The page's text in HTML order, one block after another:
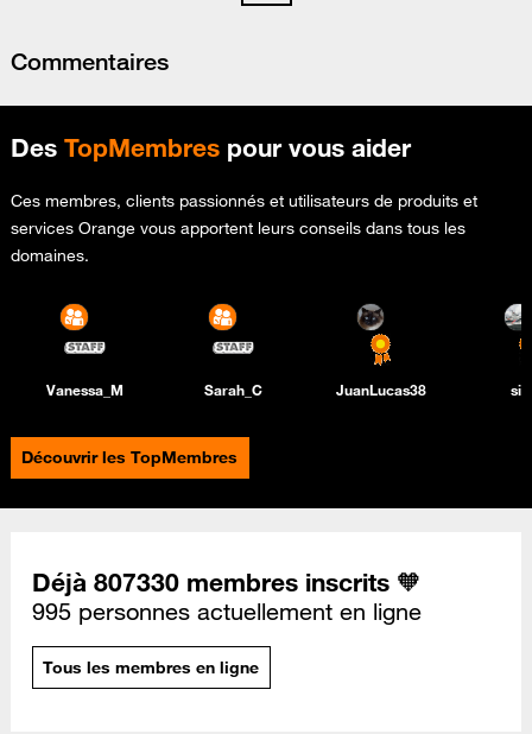
Commentaires
Des TopMembres pour vous aider
Ces membres, clients passionnés et utilisateurs de produits et
services Orange vous apportent leurs conseils dans tous les
domaines.
Vanessa_M Sarah_C JuanLucas38
Découvrir les TopMembres
Déjà 807330 membres inscrits 🧡
995 personnes actuellement en ligne
Tous les membres en ligne